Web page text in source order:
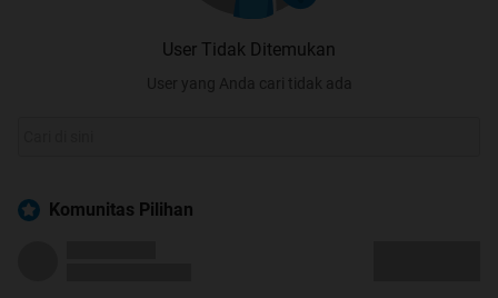
User Tidak Ditemukan
User yang Anda cari tidak ada
Komunitas Pilihan